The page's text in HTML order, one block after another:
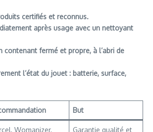
certifiés et reconnus.
après usage avec un nettoyant
contenant fermé et propre, à l’abri de
l’état du jouet : batterie, surface,
But
Womanizer,
Garantie qualité et